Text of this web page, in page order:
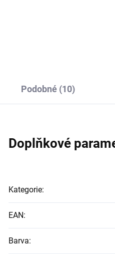
Podobné (10)
Doplňkové
Kategorie:
EAN:
Barva: